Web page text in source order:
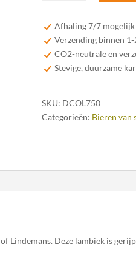
Lambiek
75
aantal
Afhaling 7/7 mogelijk
Verzending binnen
CO2-neutrale en
Stevige, duurzame
SKU: DCOL750
Categorieën: Bieren van
Deze lambiek is